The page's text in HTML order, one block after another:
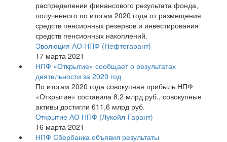
распределении финансового результата фонда,
полученного по итогам 2020 года от размещения
средств пенсионных резервов и инвестирования
средств пенсионных накоплений.
Эволюция АО НПФ (Нефтегарант)
17 марта 2021
НПФ «Открытие» сообщает о результатах
деятельности за 2020 год
По итогам 2020 года совокупная прибыль НПФ
«Открытие» составила 8,2 млрд руб., совокупные
активы достигли 611,6 млрд руб.
Открытие АО НПФ (Лукойл-Гарант)
16 марта 2021
НПФ Сбербанка объявил результаты